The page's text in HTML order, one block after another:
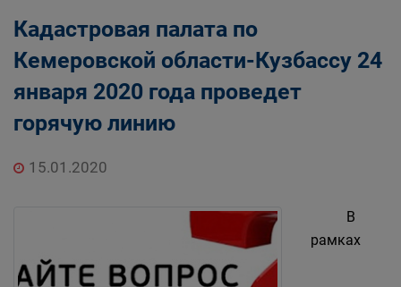
Кадастровая палата по
Кемеровской области-Кузбассу 24
января 2020 года проведет
горячую линию
15.01.2020
В
рамках